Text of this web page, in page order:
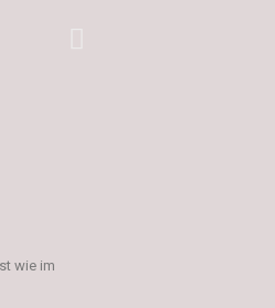
wie im